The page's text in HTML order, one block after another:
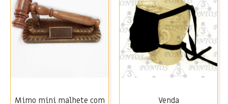
Mimo mini malhete com Venda